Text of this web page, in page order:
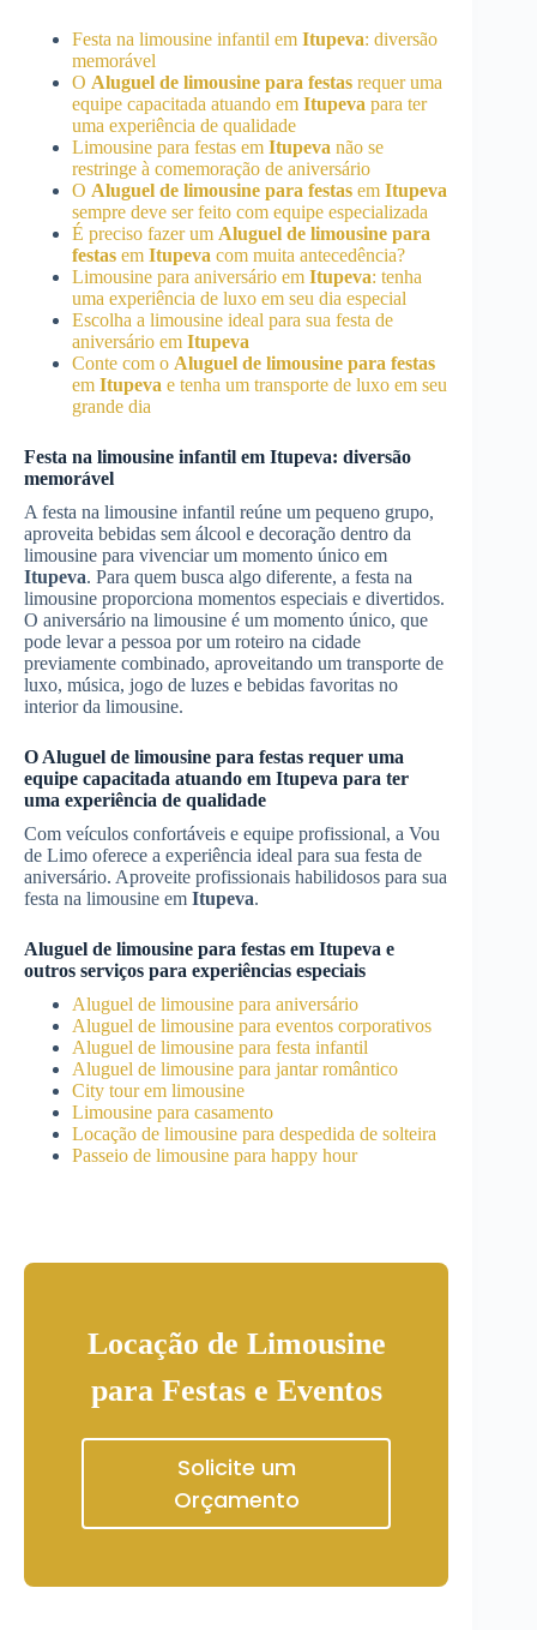
Festa na limousine infantil em Itupeva: diversão
memorável
O Aluguel de limousine para festas requer uma
equipe capacitada atuando em Itupeva para ter
uma experiência de qualidade
Limousine para festas em Itupeva não se
restringe à comemoração de aniversário
O Aluguel de limousine para festas em Itupeva
sempre deve ser feito com equipe especializada
É preciso fazer um Aluguel de limousine para
festas em Itupeva com muita antecedência?
Limousine para aniversário em Itupeva: tenha
uma experiência de luxo em seu dia especial
Escolha a limousine ideal para sua festa de
aniversário em Itupeva
Conte com o Aluguel de limousine para festas
em Itupeva e tenha um transporte de luxo em seu
grande dia
Festa na limousine infantil em Itupeva: diversão
memorável
A festa na limousine infantil reúne um pequeno grupo,
aproveita bebidas sem álcool e decoração dentro da
limousine para vivenciar um momento único em
Itupeva. Para quem busca algo diferente, a festa na
limousine proporciona momentos especiais e divertidos.
O aniversário na limousine é um momento único, que
pode levar a pessoa por um roteiro na cidade
previamente combinado, aproveitando um transporte de
luxo, música, jogo de luzes e bebidas favoritas no
interior da limousine.
O Aluguel de limousine para festas requer uma
equipe capacitada atuando em Itupeva para ter
uma experiência de qualidade
Com veículos confortáveis e equipe profissional, a Vou
de Limo oferece a experiência ideal para sua festa de
aniversário. Aproveite profissionais habilidosos para sua
festa na limousine em Itupeva.
Aluguel de limousine para festas em Itupeva e
outros serviços para experiências especiais
Aluguel de limousine para aniversário
Aluguel de limousine para eventos corporativos
Aluguel de limousine para festa infantil
Aluguel de limousine para jantar romântico
City tour em limousine
Limousine para casamento
Locação de limousine para despedida de solteira
Passeio de limousine para happy hour
Locação de Limousine
para Festas e Eventos
Solicite um
Orçamento